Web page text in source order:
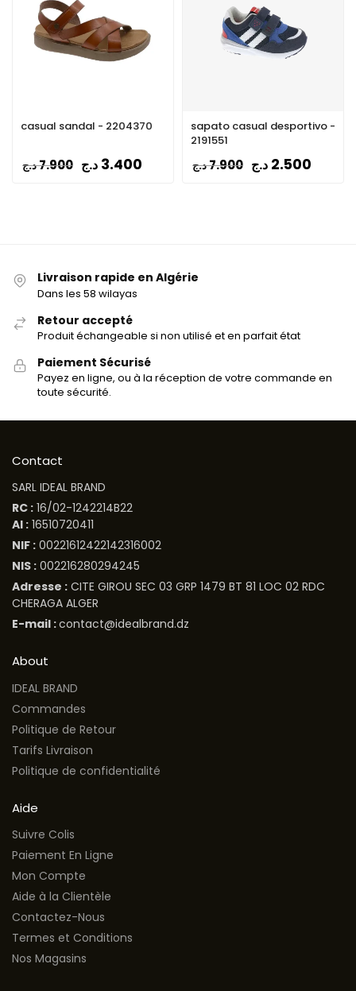
casual sandal - 2204370
7.900د.ج 3.400 د.ج
sapato casual desportivo -
2191551
7.900د.ج 2.500 د.ج
Livraison rapide en Algérie
Dans les 58 wilayas
Retour accepté
Produit échangeable si non utilisé et en parfait état
Paiement Sécurisé
Payez en ligne, ou à la réception de votre commande en
toute sécurité.
Contact
SARL IDEAL BRAND
RC : 16/02-1242214B22
AI : 16510720411
NIF : 00221612422142316002
NIS : 002216280294245
Adresse : CITE GIROU SEC 03 GRP 1479 BT 81 LOC 02 RDC
CHERAGA ALGER
E-mail :contact@idealbrand.dz
About
IDEAL BRAND
Commandes
Politique de Retour
Tarifs Livraison
Politique de confidentialité
Aide
Suivre Colis
Paiement En Ligne
Mon Compte
Aide à la Clientèle
Contactez-Nous
Termes et Conditions
Nos Magasins